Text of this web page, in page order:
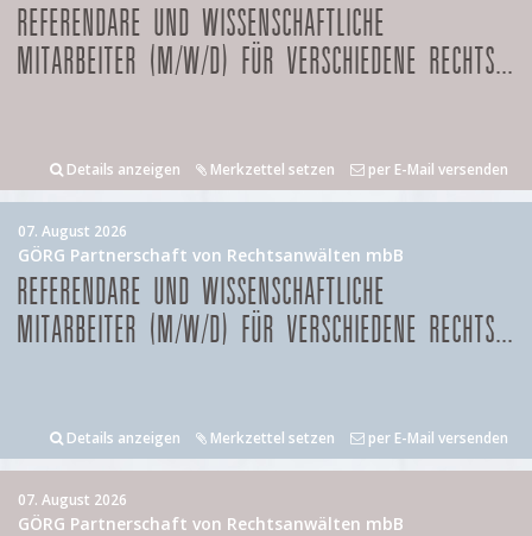
REFERENDARE UND WISSENSCHAFTLICHE
MITARBEITER (M/W/D) FÜR VERSCHIEDENE RECHTS...
Details anzeigen Merkzettel setzen per E-Mail versenden
07. August 2026
GÖRG Partnerschaft von Rechtsanwälten mbB
REFERENDARE UND WISSENSCHAFTLICHE
MITARBEITER (M/W/D) FÜR VERSCHIEDENE RECHTS...
Details anzeigen Merkzettel setzen per E-Mail versenden
07. August 2026
GÖRG Partnerschaft von Rechtsanwälten mbB